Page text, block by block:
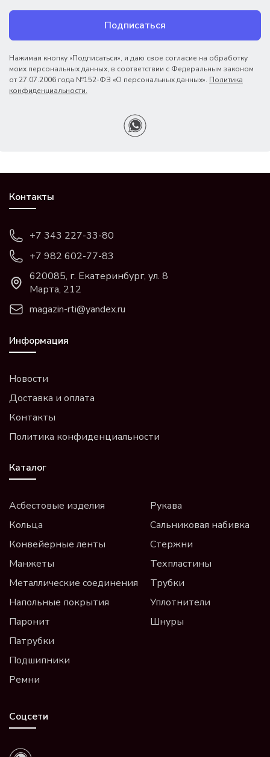
Подписаться
Нажимая кнопку «Подписаться», я даю свое согласие на обработку
моих персональных данных, в соответствии с Федеральным законом
от 27.07.2006 года №152-ФЗ «О персональных данных». Политика
конфиденциальности.
Контакты
+7 343 227-33-80
+7 982 602-77-83
620085, г. Екатеринбург, ул. 8
Марта, 212
magazin-rti@yandex.ru
Информация
Новости
Доставка и оплата
Контакты
Политика конфиденциальности
Каталог
Асбестовые изделия
Кольца
Конвейерные ленты
Манжеты
Металлические соединения
Напольные покрытия
Паронит
Патрубки
Подшипники
Ремни
Рукава
Сальниковая набивка
Стержни
Техпластины
Трубки
Уплотнители
Шнуры
Соцсети